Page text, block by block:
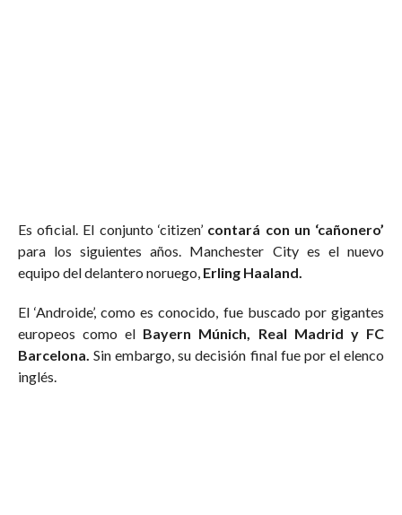
Es oficial. El conjunto ‘citizen’ contará con un ‘cañonero’
para los siguientes años. Manchester City es el nuevo
equipo del delantero noruego, Erling Haaland.
El ‘Androide’, como es conocido, fue buscado por gigantes
europeos como el Bayern Múnich, Real Madrid y FC
Barcelona. Sin embargo, su decisión final fue por el elenco
inglés.